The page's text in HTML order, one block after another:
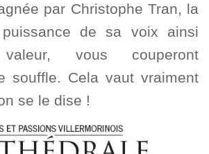
par Christophe Tran, la
de sa voix ainsi
vous couperont
souffle. Cela vaut vraiment
se le dise !